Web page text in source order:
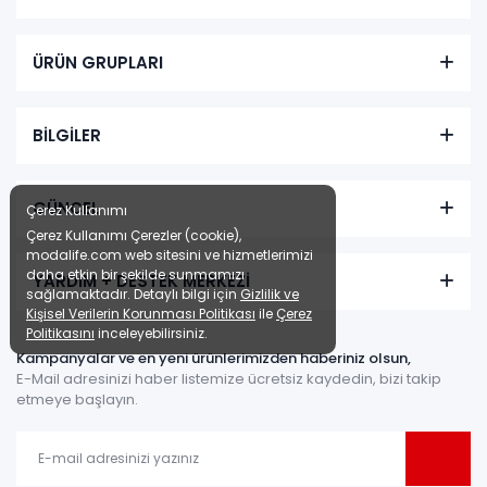
ÜRÜN GRUPLARI
BİLGİLER
GÜNCEL
YARDIM + DESTEK MERKEZİ
Kampanyalar ve en yeni ürünlerimizden haberiniz olsun,
E-Mail adresinizi haber listemize ücretsiz kaydedin, bizi takip
etmeye başlayın.
Çerez Kullanımı
Çerez Kullanımı Çerezler (cookie),
modalife.com web sitesini ve hizmetlerimizi
daha etkin bir şekilde sunmamızı
sağlamaktadır. Detaylı bilgi için Gizlilik ve
Kişisel Verilerin Korunması Politikası ile Çerez
Politikasını inceleyebilirsiniz.